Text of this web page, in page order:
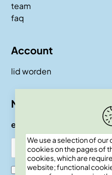
We use a selection of
cookies on the pages of
cookies, which are
website; functional
team
faq
Account
lid worden
Nieuwsbrief
e-mail
Ik ben SKEPP lid